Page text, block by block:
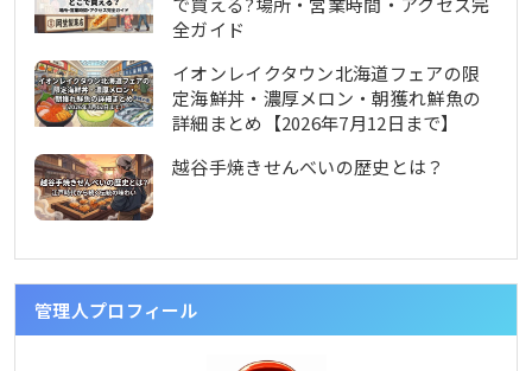
全ガイド
イオンレイクタウン北海道フェアの限
定海鮮丼・濃厚メロン・朝獲れ鮮魚の
詳細まとめ【2026年7月12日まで】
越谷手焼きせんべいの歴史とは？
管理人プロフィール